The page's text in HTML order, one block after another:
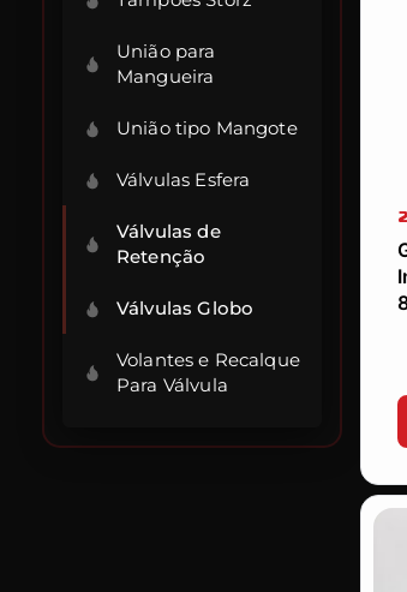
União para
Mangueira
União tipo Mangote
Válvulas Esfera
Válvulas de
Retenção
Válvulas Globo
Volantes e Recalque
Para Válvula